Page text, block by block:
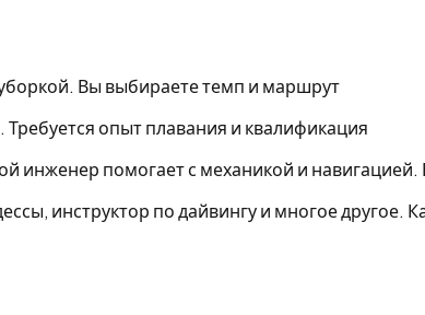
Вы выбираете темп и маршрут
опыт плавания и квалификация
инженер помогает с механикой и навигацией.
инструктор по дайвингу и многое другое.